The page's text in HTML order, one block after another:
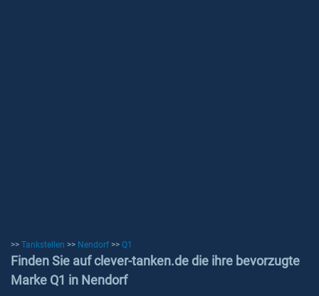
>> Tankstellen >> Nendorf >> Q1
Finden Sie auf clever-tanken.de die ihre bevorzugte
Marke Q1 in Nendorf